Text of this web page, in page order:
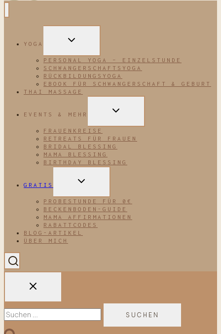
YOGA
UNTERMENÜ
PERSONAL YOGA – EINZELSTUNDE
SCHWANGERSCHAFTSYOGA
RÜCKBILDUNGSYOGA
EBOOK FÜR SCHWANGERSCHAFT & GEBURT
THAI MASSAGE
EVENTS & MEHR
UNTERMENÜ
FRAUENKREISE
RETREATS FÜR FRAUEN
BRIDAL BLESSING
MAMA BLESSING
BIRTHDAY BLESSING
GRATIS
UNTERMENÜ
PROBESTUNDE FÜR 0€
BECKENBODEN-GUIDE
MAMA AFFIRMATIONEN
RABATTCODES
BLOG-ARTIKEL
ÜBER MICH
Suchen
nach: